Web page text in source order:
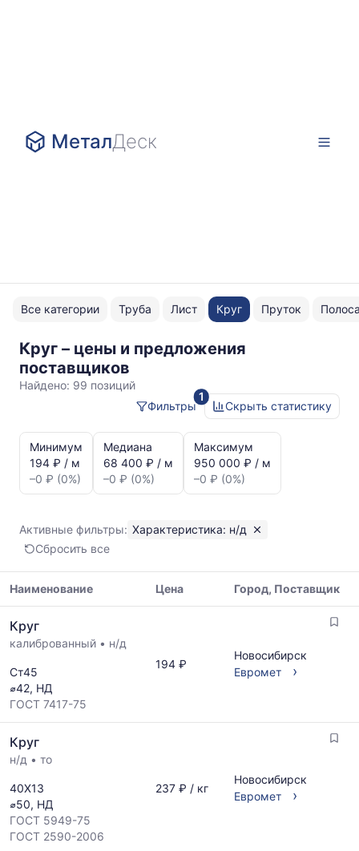
МеталДеск
Все категории Труба Лист Круг Пруток
Круг – цены и предложения
поставщиков
д
Найдено: 99 позиций
1
Фильтры
Скрыть статистику
динамика
цен:
Круг
д
Показаны
минимальная,
медианная
и
по
данным
прайс-
листов
поставщиков
месяц.
Статистика
по
актуальным
предложениям
и
Минимум
194 ₽ / м
–0 ₽ (0%)
Медиана
68 400 ₽ / м
–0 ₽ (0%)
Максимум
950 000 ₽ / м
–0 ₽ (0%)
Активные фильтры: Характеристика: н/д
Сбросить все
цен
на
указанием
ГОСТ,
размеров
поставщиков
запросу
Наименование Цена Город, Поставщик
Круг
калиброванный • н/д
Ст45
⌀42, НД
ГОСТ 7417-75
194 ₽
Новосибирск
Евромет
›
Круг
н/д • то
40Х13
⌀50, НД
ГОСТ 5949-75
ГОСТ 2590-2006
237 ₽ / кг
Новосибирск
Евромет
›